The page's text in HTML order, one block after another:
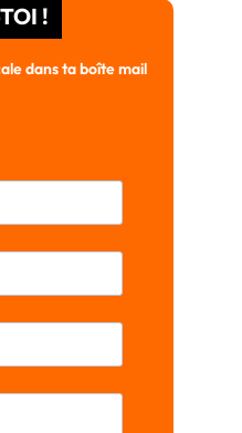
!
dans ta boîte mail